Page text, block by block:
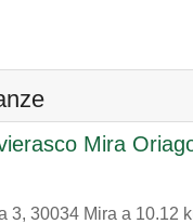
Mira
3, 30034 Mira a 10.12